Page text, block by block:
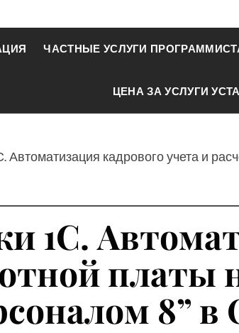
ЧАСТНЫЕ УСЛУГИ
ЦЕНА ЗА УСЛУГИ
Автоматизация кадрового учета и
1С.
платы
8”